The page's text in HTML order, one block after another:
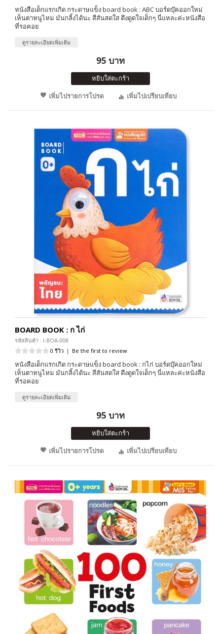
หนังสือเด็กแรกเกิด กระดาษแข็ง board book : ABC บอร์ดบุ๊คออกใหม่
เห็นตาหนูไหม มันกลิ้งได้นะ สีสันสดใส ดึงดูดใจเด็กๆ นี่แหละค่ะหนังสือ
ที่รอคอย
ดูรายละเอียดเพิ่มเติม
95 บาท
หยิบใส่ตะกร้า
เพิ่มไปรายการโปรด
เพิ่มไปเปรียบเทียบ
BOARD BOOK : ก ไก่
รหัสสินค้า : I-BOA-008
0 รีวิว | Be the first to review
หนังสือเด็กแรกเกิด กระดาษแข็ง board book : กไก่ บอร์ดบุ๊คออกใหม่
เห็นตาหนูไหม มันกลิ้งได้นะ สีสันสดใส ดึงดูดใจเด็กๆ นี่แหละค่ะหนังสือ
ที่รอคอย
ดูรายละเอียดเพิ่มเติม
95 บาท
หยิบใส่ตะกร้า
เพิ่มไปรายการโปรด
เพิ่มไปเปรียบเทียบ